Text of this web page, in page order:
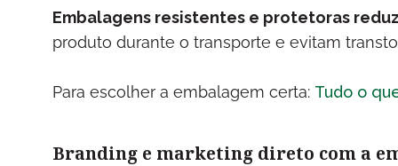
Embalagens resistentes e protetoras
produto durante o transporte e evitam
Para escolher a embalagem certa: Tudo o
Branding e marketing direto com a